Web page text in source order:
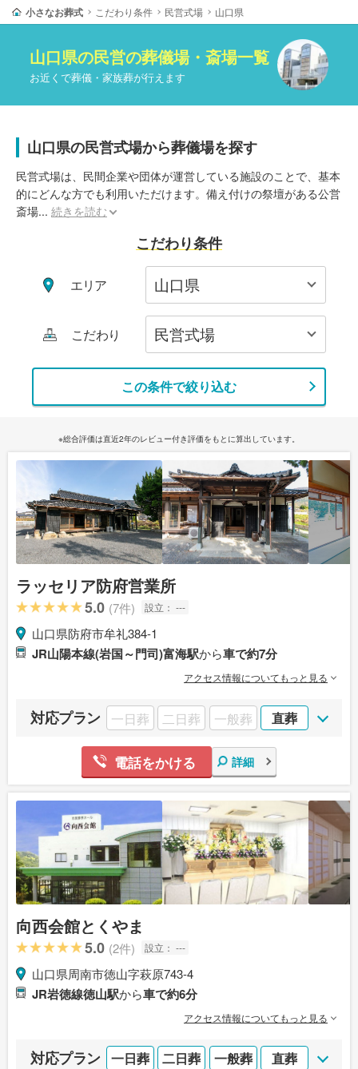
小さなお葬式 こだわり条件 民営式場 山口県
山口県の民営の葬儀場・斎場一覧
お近くで葬儀・家族葬が行えます
山口県の民営式場から葬儀場を探す
民営式場は、民間企業や団体が運営している施設のことで、基本
的にどんな方でも利用いただけます。備え付けの祭壇がある公営
斎場... 続きを読む
こだわり条件
エリア
こだわり
この条件で絞り込む
※総合評価は直近2年のレビュー付き評価をもとに算出しています。
ラッセリア防府営業所
5.0 (7件) 設立： ---
山口県防府市牟礼384-1
JR山陽本線(岩国～門司)富海駅から車で約7分
アクセス情報についてもっと見る
対応プラン 一日葬 二日葬 一般葬 直葬
電話をかける 詳細
向西会館とくやま
5.0 (2件) 設立： ---
山口県周南市徳山字萩原743-4
JR岩徳線徳山駅から車で約6分
アクセス情報についてもっと見る
対応プラン 一日葬 二日葬 一般葬 直葬